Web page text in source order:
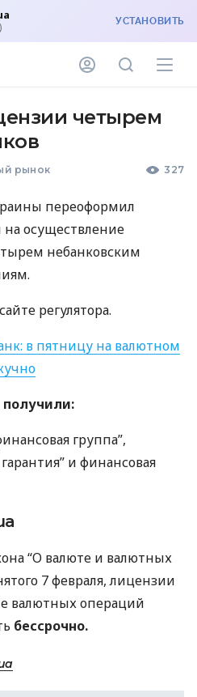
УСТАНОВИТЬ
четырем
рынок 327
переоформил
осуществление
небанковским
регулятора.
в пятницу на валютном
получили:
группа”,
и финансовая
“О валюте и валютных
7 февраля, лицензии
валютных операций
бессрочно.